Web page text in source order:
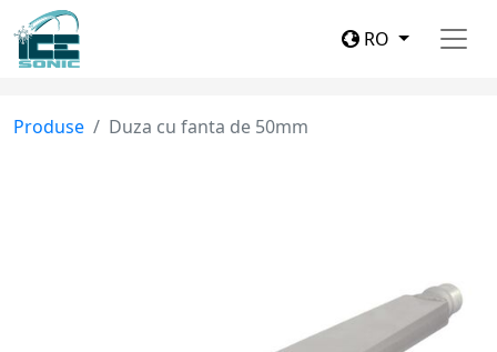
RO
Produse Duza cu fanta de 50mm